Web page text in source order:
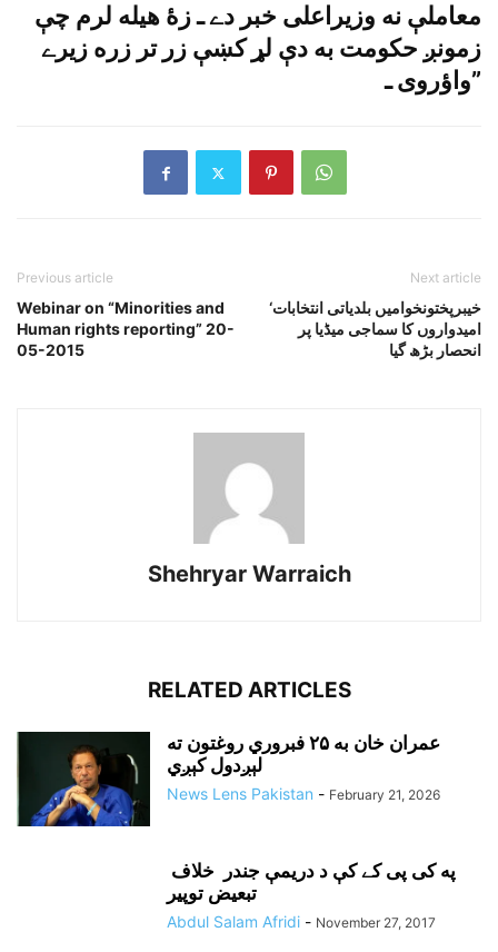
معاملې نه وزيراعلى خبر دے ـ زۀ هيله لرم چې
زمونږ حکومت به دې لړ کښې زر تر زره زيرے
واؤروى ـ”
Previous article
Webinar on “Minorities and
Human rights reporting” 20-
05-2015
Next article
خیبرپختونخوامیں بلدیاتی انتخابات‘
امیدواروں کا سماجی میڈیا پر
انحصار بڑھ گیا
Shehryar Warraich
RELATED ARTICLES
عمران خان به ۲۵ فبروري روغتون ته
لېږدول کېږي
News Lens Pakistan - February 21, 2026
په کی پی کے کې د دريمې جندر خلاف
تبعيض توپير
Abdul Salam Afridi - November 27, 2017